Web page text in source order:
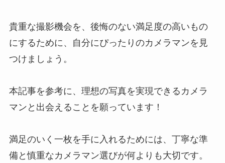
貴重な撮影機会を、後悔のない満足度の高いもの
にするために、自分にぴったりのカメラマンを見
つけましょう。
本記事を参考に、理想の写真を実現できるカメラ
マンと出会えることを願っています！
満足のいく一枚を手に入れるためには、丁寧な準
備と慎重なカメラマン選びが何よりも大切です。